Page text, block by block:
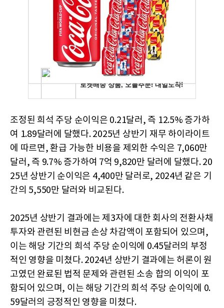
조정된 희석 주당 순이익은 0.21달러, 즉 12.5% 증가하
여 1.89달러에 달했다. 2025년 상반기 재무 하이라이트
에 따르면, 환급 가능한 비용을 제외한 수익은 7,060만
달러, 즉 9.7% 증가하여 7억 9,820만 달러에 달했다. 20
25년 상반기 순이익은 4,400만 달러로, 2024년 같은 기
간의 5,550만 달러와 비교된다.
2025년 상반기 결과에는 제3자에 대한 회사의 전환사채
투자와 관련된 비현금 손상 차감액이 포함되어 있으며,
이는 해당 기간의 희석 주당 순이익에 0.45달러의 부정
적인 영향을 미쳤다. 2024년 상반기 결과에는 허론이 원
고였던 완료된 법적 문제와 관련된 소송 합의 이익이 포
함되어 있으며, 이는 해당 기간의 희석 주당 순이익에 0.
59달러의 긍정적인 영향을 미쳤다.